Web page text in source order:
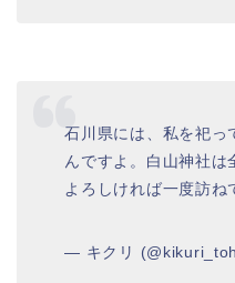
石川県には、私を祀っ
んですよ。白山神社は
よろしければ一度訪ね
— キクリ